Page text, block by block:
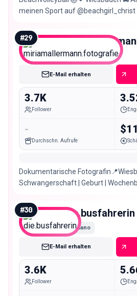
meinen Sport auf @beachgirl_christ
#29
Nano
E-Mail erhalten
3.7K
Follower
-
Durchschn. Aufrufe
Dokumentarische
Schwangerschaft | Geburt |
#30 die.busfahrerin
Nano
E-Mail erhalten
3.6K
Follower